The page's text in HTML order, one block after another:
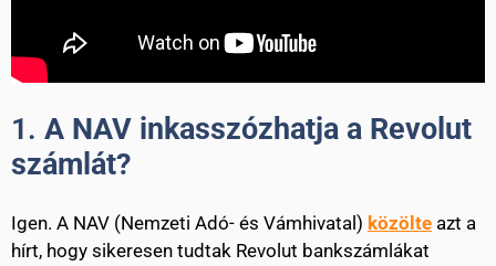
1. A NAV inkasszózhatja a Revolut
számlát?
Igen. A NAV (Nemzeti Adó- és Vámhivatal) közölte azt a
hírt, hogy sikeresen tudtak Revolut bankszámlákat